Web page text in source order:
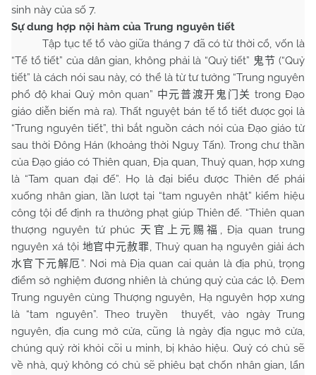
sinh này của số 7.
Sự dung hợp nội hàm của Trung nguyên tiết
Tập tục tế tổ vào giữa tháng 7 đã có từ thời cổ, vốn là
“Tế tổ tiết” của dân gian, không phải là “Quỷ tiết” 鬼节 (“Quỷ
tiết” là cách nói sau này, có thể là từ tư tưởng “Trung nguyên
phổ độ khai Quỷ môn quan” 中元普渡开鬼门关 trong Đạo
giáo diễn biến mà ra). Thất nguyệt bán tế tổ tiết được gọi là
“Trung nguyên tiết”, thì bắt nguồn cách nói của Đạo giáo từ
sau thời Đông Hán (khoảng thời Nguỵ Tấn). Trong chư thần
của Đạo giáo có Thiên quan, Địa quan, Thuỷ quan, hợp xưng
là “Tam quan đại đế”. Họ là đại biểu được Thiên đế phái
xuống nhân gian, lần lượt tại “tam nguyên nhật” kiểm hiệu
công tội để định ra thưởng phạt giúp Thiên đế. “Thiên quan
thượng nguyên tứ phúc 天官上元赐福 , Địa quan trung
nguyên xá tội 地官中元赦罪, Thuỷ quan hạ nguyên giải ách
水官下元解厄”. Nơi mà Địa quan cai quản là địa phủ, trọng
điểm sở nghiệm đương nhiên là chúng quỷ của các lộ. Đem
Trung nguyên cùng Thượng nguyên, Hạ nguyên hợp xưng
là “tam nguyên”. Theo truyền thuyết, vào ngày Trung
nguyên, địa cung mở cửa, cũng là ngày địa ngục mở cửa,
chúng quỷ rời khỏi cõi u minh, bị khảo hiệu. Quỷ có chủ sẽ
về nhà, quỷ không có chủ sẽ phiêu bạt chốn nhân gian, lẩn